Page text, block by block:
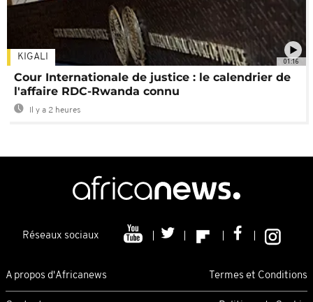
01:16
KIGALI
Cour Internationale de justice : le calendrier de
l'affaire RDC-Rwanda connu
Il y a 2 heures
Réseaux sociaux
A propos d'Africanews Termes et Conditions